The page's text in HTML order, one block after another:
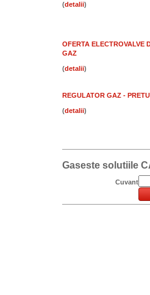
( )
OFERTA ELECTROVALVE
GAZ
( )
REGULATOR GAZ -
( )
Gaseste solutiile
Cuvant